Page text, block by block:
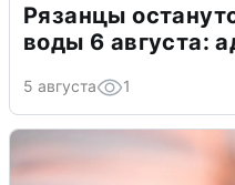
Рязанцы
воды 6 августа:
5 августа 1